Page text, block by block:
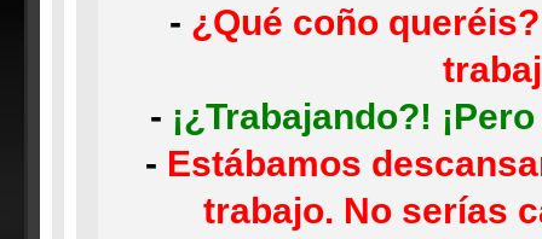
- ¿Qué coño
- ¡¿Trabajando?!
- Estábamos
trabajo. No serías